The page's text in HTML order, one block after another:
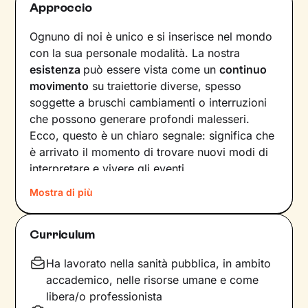
Approccio
Ognuno di noi è unico e si inserisce nel mondo
con la sua personale modalità. La nostra
esistenza può essere vista come uncontinuo
movimento su traiettorie diverse, spesso
soggette a bruschi cambiamenti o interruzioni
che possono generare profondi malesseri.
Ecco, questo è un chiaro segnale: significa che
è arrivato il momento di trovare nuovi modi di
interpretare e vivere gli eventi.
Come farlo? Raccontando la nostra storia alla
ricerca di ciò che non ci rappresenta più, e
individuando
nuova strada che ci consente di affrontare
situazioni, relazioni ed emozioni in armonia con
i nostri bisogni e desideri più profondi.
Mostra di più
Curriculum
Ha lavorato nella sanità pubblica, in ambito
accademico, nelle risorse umane e come
libera/o professionista